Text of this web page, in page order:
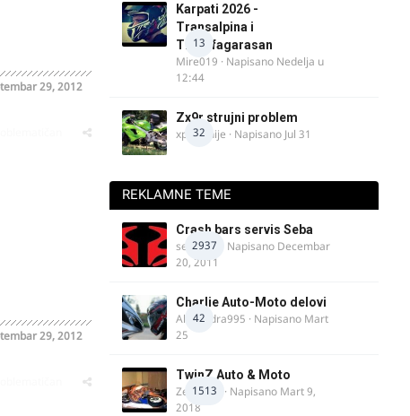
29, 2012
29, 2012
13
Karpati 2026 -
Transalpina i
Transfagarasan
Mire019 · Napisano Nedelja u
12:44
32
Zx9r strujni problem
xpetronije · Napisano Jul 31
REKLAMNE TEME
2937
Crash bars servis Seba
seba011 · Napisano Decembar
20, 2011
42
Charlie Auto-Moto delovi
Alexandra995 · Napisano Mart
25
1513
TwinZ Auto & Moto
Zeljkamp · Napisano Mart 9,
2018